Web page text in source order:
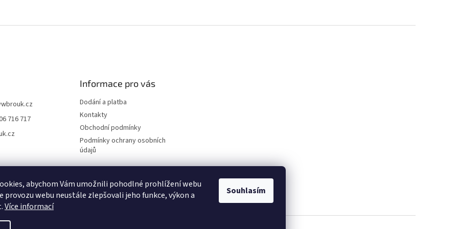
abychom Vám umožnili pohodlné prohlížení webu
provozu webu neustále zlepšovali jeho funkce, výkon a
Více informací
Souhlasím
716 717
Informace pro vás
Dodání a platba
Kontakty
Obchodní podmínky
Podmínky ochrany osobních
údajů